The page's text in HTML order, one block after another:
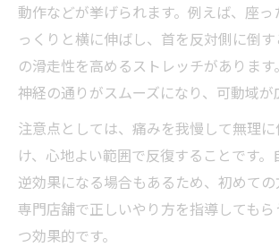
動作などが挙げられます。例えば、座っ
っくりと横に伸ばし、首を反対側に倒
の滑走性を高めるストレッチがあります
神経の通りがスムーズになり、可動域が
注意点としては、痛みを我慢して無理
け、心地よい範囲で反復することです。
逆効果になる場合もあるため、初めて
専門店舗で正しいやり方を指導しても
つ効果的です。